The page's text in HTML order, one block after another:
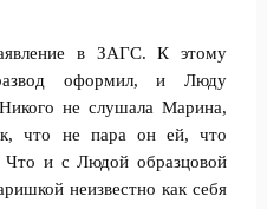
в ЗАГС. К этому
оформил, и Люду
не слушала Марина,
что не пара он ей, что
Что и с Людой образцовой
неизвестно как себя